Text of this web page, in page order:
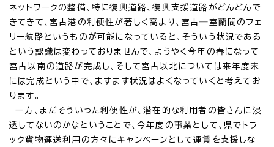
ネットワークの整備、特に復興道路、復興支援道路がどんどんで
きてきて、宮古港の利便性が著しく高まり、宮古―室蘭間のフェ
リー航路というものが可能になっていると、そういう状況である
という認識は変わっておりませんで、ようやく今年の春になって
宮古以南の道路が完成し、そして宮古以北については来年度末
には完成という中で、ますます状況はよくなっていくと考えてお
ります。
一方、まだそういった利便性が、潜在的な利用者の皆さんに浸
透してないのかなということで、今年度の事業として、県でトラ
ック貨物運送利用の方々にキャンペーンとして運賃を支援しな